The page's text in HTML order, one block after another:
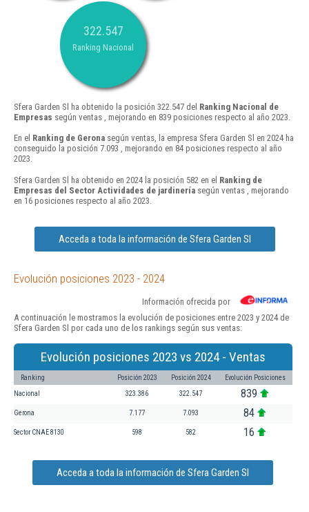
322.547
Ranking Nacional
Sfera Garden Sl ha obtenido la posición 322.547 del Ranking Nacional de
Empresas según ventas , mejorando en 839 posiciones respecto al año 2023.
En el Ranking de Gerona según ventas, la empresa Sfera Garden Sl en 2024 ha
conseguido la posición 7.093 , mejorando en 84 posiciones respecto al año
2023.
Sfera Garden Sl ha obtenido en 2024 la posición 582 en el Ranking de
Empresas del Sector Actividades de jardinería según ventas , mejorando
en 16 posiciones respecto al año 2023.
Acceda a toda la información de Sfera Garden Sl
Evolución posiciones 2023 - 2024
Información ofrecida por
A continuación le mostramos la evolución de posiciones entre 2023 y 2024 de
Sfera Garden Sl por cada uno de los rankings según sus ventas:
Evolución posiciones 2023 vs 2024 - Ventas
Ranking Posición 2023 Posición 2024 Evolución Posiciones
Nacional 323.386 322.547 839
Gerona 7.177 7.093 84
Sector CNAE 8130 598 582 16
Acceda a toda la información de Sfera Garden Sl